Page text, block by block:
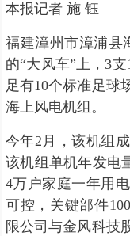
本报记者 施 钰
福建漳州市漳浦县
的“大风车”上，3
足有10个标准足
海上风电机组。
今年2月，该机组
该机组单机年发电
4万户家庭一年用
可控，关键部件
限公司与金风科技